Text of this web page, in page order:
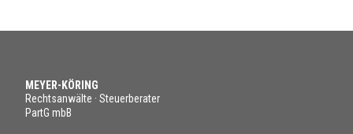
MEYER-KÖRING
Rechtsanwälte · Steuerberater
PartG mbB